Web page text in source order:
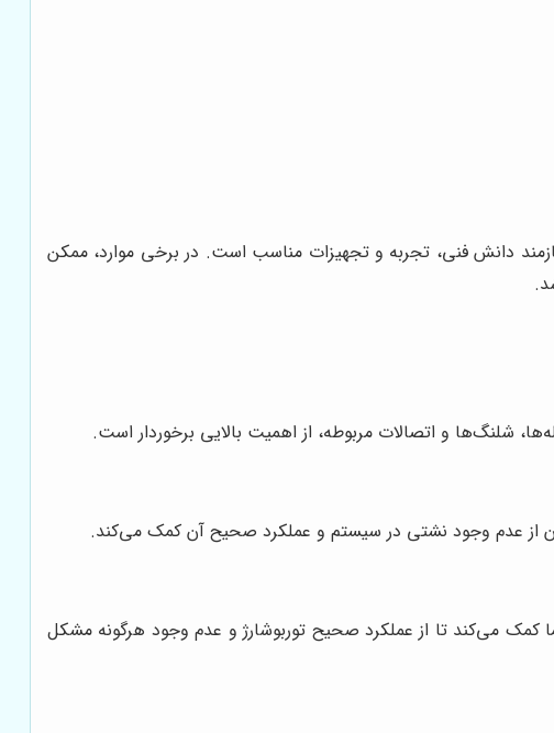
دانش فنی، تجربه و تجهیزات مناسب است. در برخی موارد، ممکن
شلنگ‌ها و اتصالات مربوطه، از اهمیت بالایی برخوردار است.
از عدم وجود نشتی در سیستم و عملکرد صحیح آن کمک می‌کند.
کمک می‌کند تا از عملکرد صحیح توربوشارژ و عدم وجود هرگونه مشکل